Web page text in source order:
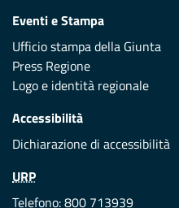
Eventi e Stampa
Ufficio stampa della Giunta
Press Regione
Logo e identità regionale
Accessibilità
Dichiarazione di accessibilità
URP
Telefono: 800 713939